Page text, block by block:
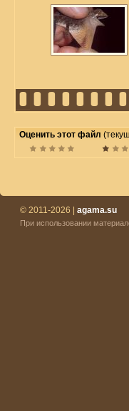
Оценить этот файл
© 2011-2026 | agama.su
При использовании